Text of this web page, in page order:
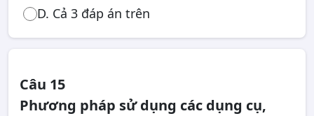
D. Cả 3 đáp án trên
Câu 15
Phương pháp sử dụng các dụng cụ,